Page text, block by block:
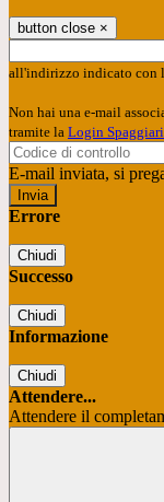
button close ×
all'indirizzo indicato con
Non hai una e-mail
tramite la Login Spaggiari
E-mail inviata, si
Errore
Chiudi
Successo
Chiudi
Informazione
Chiudi
Attendere...
Attendere il